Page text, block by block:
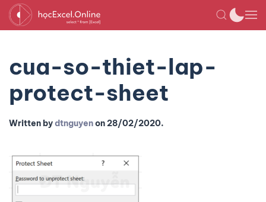
cua-so-thiet-lap-
protect-sheet
Written bydtnguyenon28/02/2020.